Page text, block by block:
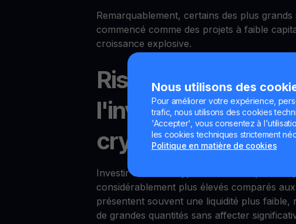
Nous utilisons des
Pour améliorer votre expérience,
trafic, nous utilisons des cookies
'Accepter', vous consentez à
les cookies techniques strictement
Politique en matière de cookies
Remarquablement, certains des plus
commencé comme des projets à faible
croissance explosive.
Risques à
l'investissement
cryptomonnaies
Investir dans les cryptomonnaies à petite
considérablement plus élevés comparés
présentent souvent une liquidité plus
de grandes quantités sans affecter